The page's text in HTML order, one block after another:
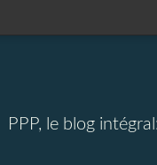
PPP, le blog